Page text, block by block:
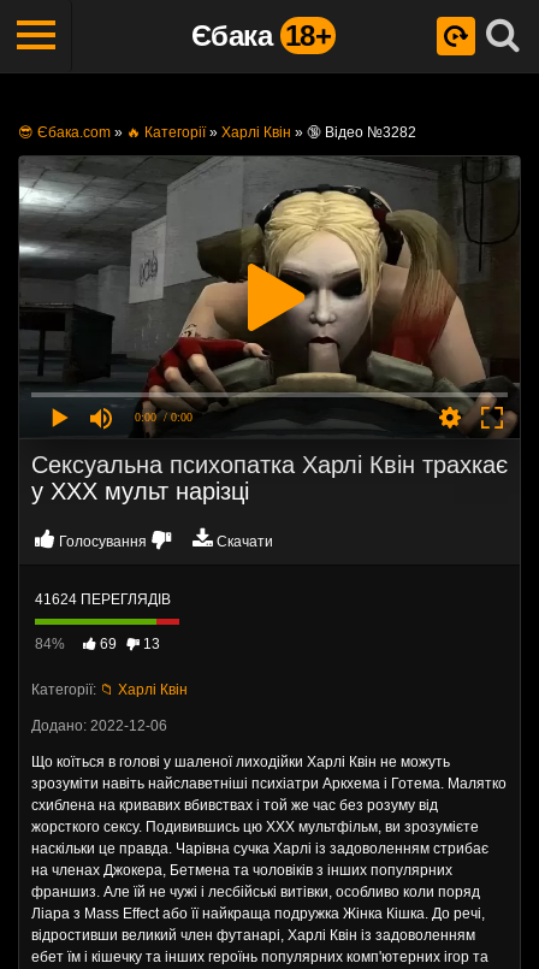
Єбака 18+
😎 Єбака.com » 🔥 Категорії» Харлі Квін » 🔞 Відео №3282
0:00 / 0:00
Сексуальна психопатка Харлі Квін трахкає
у ХХХ мульт нарізці
Голосування Скачати
41624 ПЕРЕГЛЯДІВ
84% 69 13
Категорії: 📁 Харлі Квін
Додано: 2022-12-06
Що коїться в голові у шаленої лиходійки Харлі Квін не можуть
зрозуміти навіть найславетніші психіатри Аркхема і Готема. Малятко
схиблена на кривавих вбивствах і той же час без розуму від
жорсткого сексу. Подивившись цю ХХХ мультфільм, ви зрозумієте
наскільки це правда. Чарівна сучка Харлі із задоволенням стрибає
на членах Джокера, Бетмена та чоловіків з інших популярних
франшиз. Але їй не чужі і лесбійські витівки, особливо коли поряд
Ліара з Mass Effect або її найкраща подружка Жінка Кішка. До речі,
відростивши великий член футанарі, Харлі Квін із задоволенням
ебет їм і кішечку та інших героїнь популярних комп'ютерних ігор та